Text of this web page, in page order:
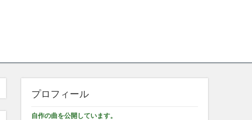
プロフィール
自作の曲を公開しています。